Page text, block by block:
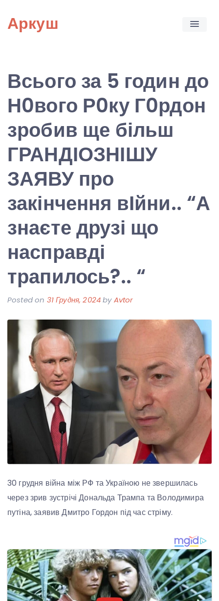
content
Аркуш
Всього за 5 годин до
Н0вого Р0ку Г0рдон
зробив ще більш
ГРАНДІОЗНІШУ
ЗАЯВУ про
закінчення вІйни.. “А
знаєте друзі що
насправді
трапилось?.. “
Posted on 31 Грудня, 2024byAvtor
30 грудня війна між РФ та Україною не звершилась
через зрив зустрічі Дональда Трампа та Володимира
путіна, заявив Дмитро Гордон під час стріму.